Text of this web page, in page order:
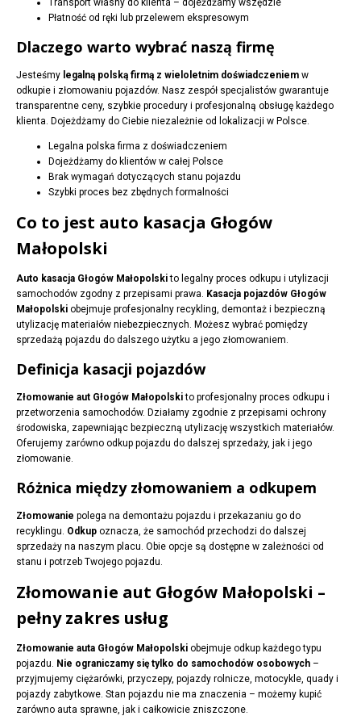
Transport własny do klienta – dojeżdżamy wszędzie
Płatność od ręki lub przelewem ekspresowym
Dlaczego warto wybrać naszą firmę
Jesteśmy legalną polską firmą z wieloletnim doświadczeniem w
odkupie i złomowaniu pojazdów. Nasz zespół specjalistów gwarantuje
transparentne ceny, szybkie procedury i profesjonalną obsługę każdego
klienta. Dojeżdżamy do Ciebie niezależnie od lokalizacji w Polsce.
Legalna polska firma z doświadczeniem
Dojeżdżamy do klientów w całej Polsce
Brak wymagań dotyczących stanu pojazdu
Szybki proces bez zbędnych formalności
Co to jest auto kasacja Głogów
Małopolski
Auto kasacja Głogów Małopolskito legalny proces odkupu i utylizacji
samochodów zgodny z przepisami prawa. Kasacja pojazdów Głogów
Małopolski obejmuje profesjonalny recykling, demontaż i bezpieczną
utylizację materiałów niebezpiecznych. Możesz wybrać pomiędzy
sprzedażą pojazdu do dalszego użytku a jego złomowaniem.
Definicja kasacji pojazdów
Złomowanie aut Głogów Małopolskito profesjonalny proces odkupu i
przetworzenia samochodów. Działamy zgodnie z przepisami ochrony
środowiska, zapewniając bezpieczną utylizację wszystkich materiałów.
Oferujemy zarówno odkup pojazdu do dalszej sprzedaży, jak i jego
złomowanie.
Różnica między złomowaniem a odkupem
Złomowanie polega na demontażu pojazdu i przekazaniu go do
recyklingu. Odkup oznacza, że samochód przechodzi do dalszej
sprzedaży na naszym placu. Obie opcje są dostępne w zależności od
stanu i potrzeb Twojego pojazdu.
Złomowanie aut Głogów Małopolski –
pełny zakres usług
Złomowanie auta Głogów Małopolski obejmuje odkup każdego typu
pojazdu. Nie ograniczamy się tylko do samochodów osobowych –
przyjmujemy ciężarówki, przyczepy, pojazdy rolnicze, motocykle, quady i
pojazdy zabytkowe. Stan pojazdu nie ma znaczenia – możemy kupić
zarówno auta sprawne, jak i całkowicie zniszczone.